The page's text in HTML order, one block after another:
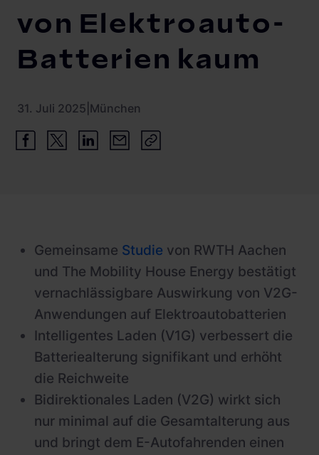
Referenzen
von Elektroauto-
Batterien kaum
31. Juli 2025 München
Gemeinsame Studie von RWTH Aachen
und The Mobility House Energy bestätigt
vernachlässigbare Auswirkung von V2G-
Anwendungen auf Elektroautobatterien
Intelligentes Laden (V1G) verbessert die
Batteriealterung signifikant und erhöht
die Reichweite
Bidirektionales Laden (V2G) wirkt sich
nur minimal auf die Gesamtalterung aus
und bringt dem E-Autofahrenden einen